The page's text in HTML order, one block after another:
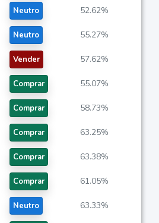
Neutro 52.62%
Neutro 55.27%
Vender 57.62%
Comprar 55.07%
Comprar 58.73%
Comprar 63.25%
Comprar 63.38%
Comprar 61.05%
Neutro 63.33%